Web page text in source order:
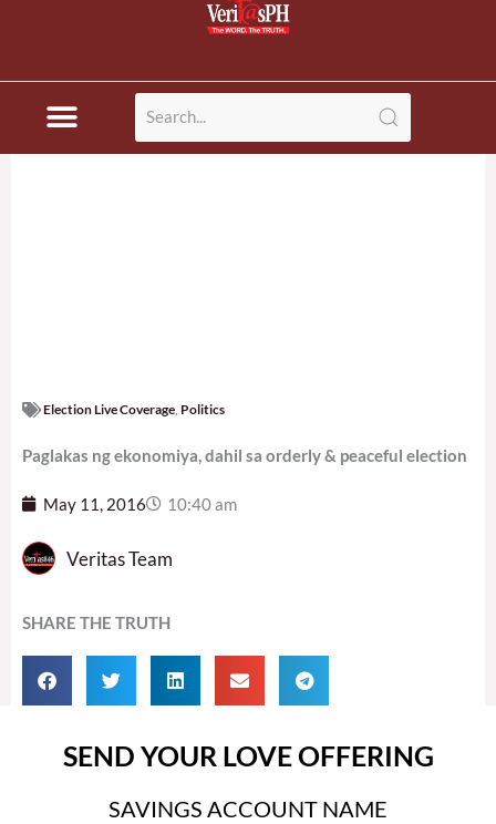
Election Live Coverage Politics
Paglakas ng ekonomiya, dahil sa orderly & peaceful election
May 11, 2016 10:40 am
Veritas Team
SHARE THE TRUTH
SEND YOUR LOVE OFFERING
SAVINGS ACCOUNT NAME